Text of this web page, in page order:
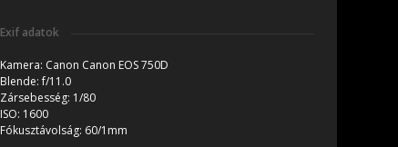
Exif adatok
Kamera: Canon Canon EOS 750D
Blende:f/11.0
Zársebesség: 1/80
ISO: 1600
Fókusztávolság: 60/1mm